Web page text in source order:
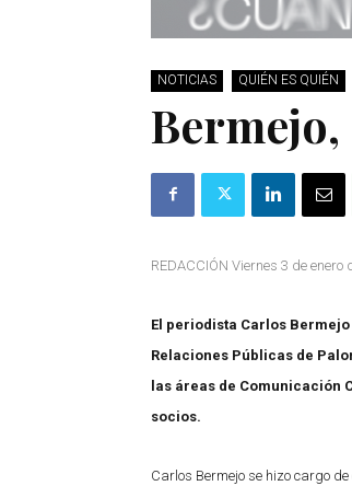
NOTICIAS QUIÉN ES QUIÉN
REDACCIÓN Viernes 3 de enero
El periodista Carlos
Relaciones Públicas de
las áreas de Comunicación
socios.
Carlos Bermejo se hizo cargo